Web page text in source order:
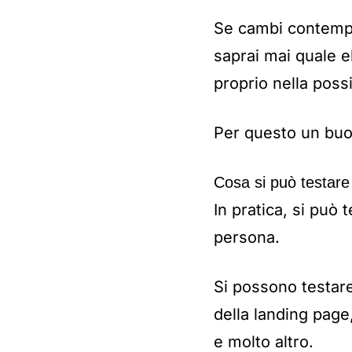
Se cambi
saprai mai quale
proprio nella
Per questo un
Cosa si può testare
In pratica, si può
persona.
Si possono
della landing
e molto altro.